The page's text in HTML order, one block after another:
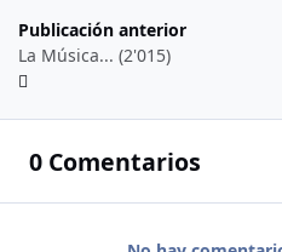
Publicación anterior
La Música... (2'015)
0 Comentarios